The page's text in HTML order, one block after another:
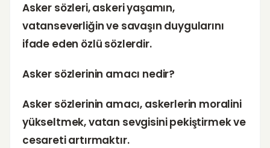
Asker sözleri, askeri yaşamın,
vatanseverliğin ve savaşın duygularını
ifade eden özlü sözlerdir.
Asker sözlerinin amacı nedir?
Asker sözlerinin amacı, askerlerin moralini
yükseltmek, vatan sevgisini pekiştirmek ve
cesareti artırmaktır.